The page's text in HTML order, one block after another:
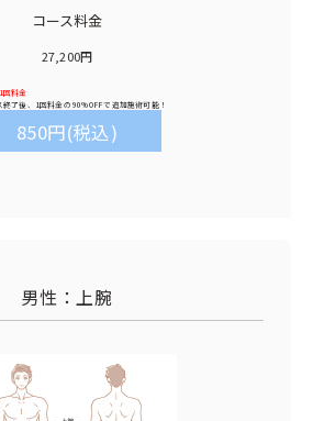
コース料金
27,200円
回料金
終了後、1回料金の 90%OFFで追加施術可能！
850円(税込)
男性：上腕